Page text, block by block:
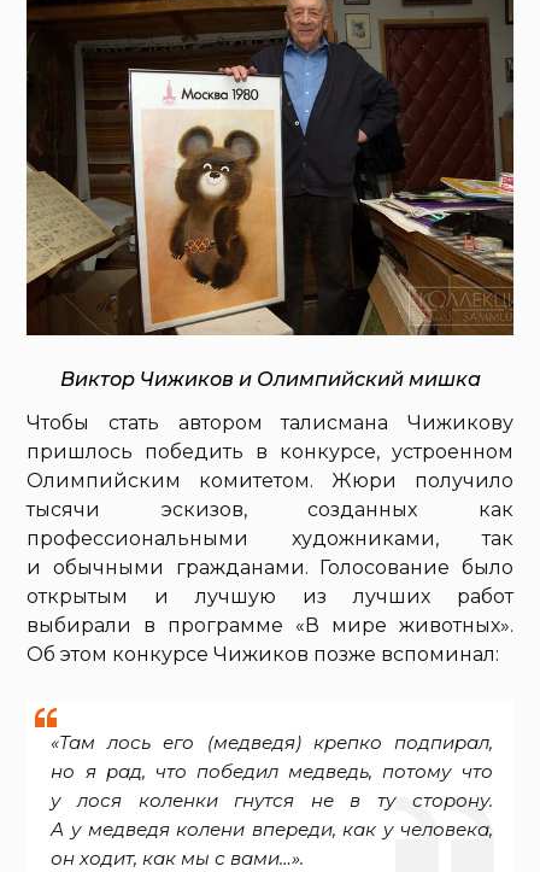
Виктор Чижиков и Олимпийский мишка
Чтобы стать автором талисмана Чижикову
пришлось победить в конкурсе, устроенном
Олимпийским комитетом. Жюри получило
тысячи эскизов, созданных как
профессиональными художниками, так
и обычными гражданами. Голосование было
открытым и лучшую из лучших работ
выбирали в программе «В мире животных».
Об этом конкурсе Чижиков позже вспоминал:
«Там лось его (медведя) крепко подпирал,
но я рад, что победил медведь, потому что
у лося коленки гнутся не в ту сторону.
А у медведя колени впереди, как у человека,
он ходит, как мы с вами…».